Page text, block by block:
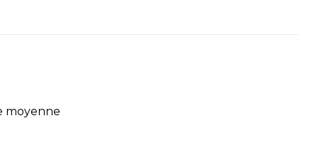
moyenne